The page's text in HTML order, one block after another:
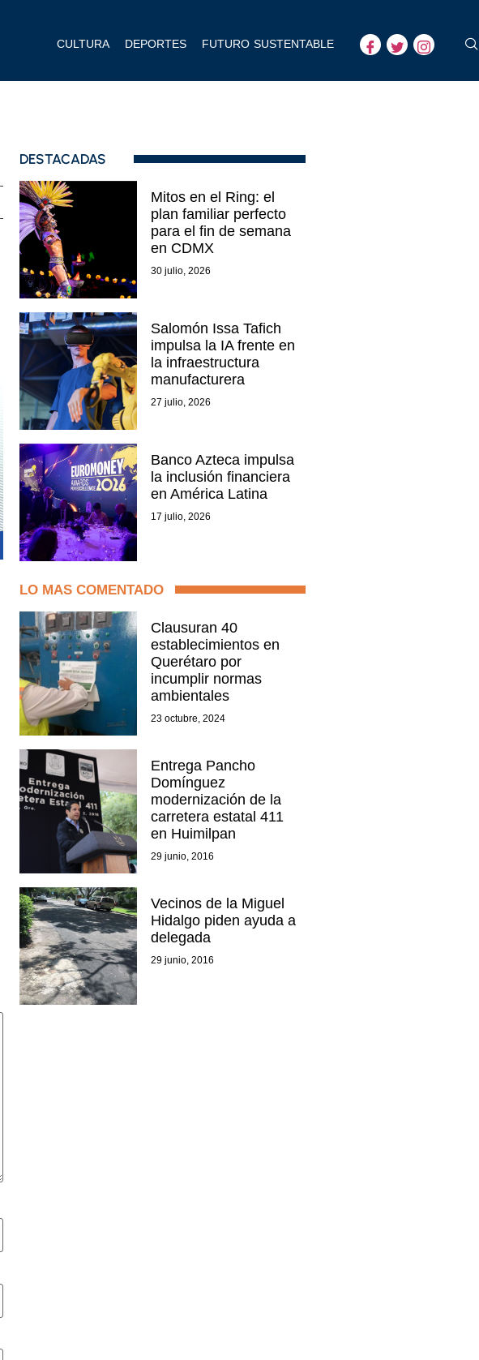
CULTURA DEPORTES FUTURO SUSTENTABLE
DESTACADAS
Mitos en el Ring: el
plan familiar perfecto
para el fin de semana
en CDMX
30 julio, 2026
Salomón Issa Tafich
impulsa la IA frente en
la infraestructura
manufacturera
27 julio, 2026
Banco Azteca impulsa
la inclusión financiera
en América Latina
17 julio, 2026
LO MAS COMENTADO
Clausuran 40
establecimientos en
Querétaro por
incumplir normas
ambientales
23 octubre, 2024
Entrega Pancho
Domínguez
modernización de la
carretera estatal 411
en Huimilpan
29 junio, 2016
Vecinos de la Miguel
Hidalgo piden ayuda a
delegada
29 junio, 2016